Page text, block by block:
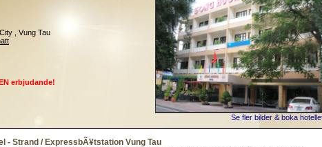
, Vung Tau
erbjudande!
Se fler bilder & boka
- Strand / ExpressbÃ¥tstation Vung Tau